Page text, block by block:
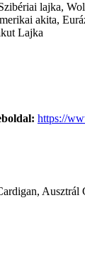
lajka,
akita,
Lajka
https://